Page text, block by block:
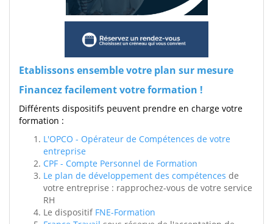
Etablissons ensemble votre plan sur mesure
Financez facilement votre formation !
Différents dispositifs peuvent prendre en charge votre
formation :
L'OPCO - Opérateur de Compétences de votre
entreprise
CPF - Compte Personnel de Formation
Le plan de développement des compétences de
votre entreprise : rapprochez-vous de votre service
RH
Le dispositif FNE-Formation